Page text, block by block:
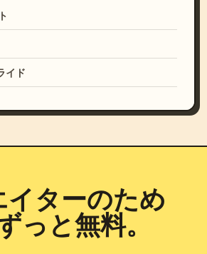
イド
イターのため
っと無料。